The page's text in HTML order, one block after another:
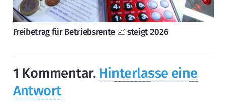
Freibetrag für Betriebsrente 📈 steigt 2026
1 Kommentar. Hinterlasse eine
Antwort